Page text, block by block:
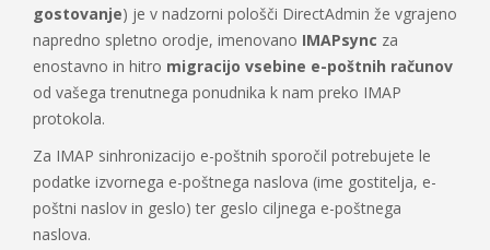
gostovanje) je v nadzorni pološči DirectAdmin že vgrajeno
napredno spletno orodje, imenovano IMAPsync za
enostavno in hitro migracijo vsebine e-poštnih računov
od vašega trenutnega ponudnika k nam preko IMAP
protokola.
Za IMAP sinhronizacijo e-poštnih sporočil potrebujete le
podatke izvornega e-poštnega naslova (ime gostitelja, e-
poštni naslov in geslo) ter geslo ciljnega e-poštnega
naslova.